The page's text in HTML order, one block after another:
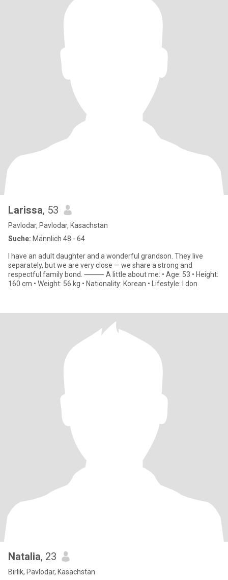
Larissa, 53
Pavlodar, Pavlodar, Kasachstan
Suche: Männlich 48 - 64
I have an adult daughter and a wonderful grandson. They live
separately, but we are very close — we share a strong and
respectful family bond. ⸻ A little about me: • Age: 53 • Height:
160 cm • Weight: 56 kg • Nationality: Korean • Lifestyle: I don
Natalia, 23
Birlik, Pavlodar, Kasachstan